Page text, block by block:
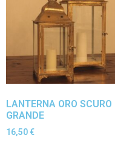
LANTERNA ORO SCURO
GRANDE
16,50 €